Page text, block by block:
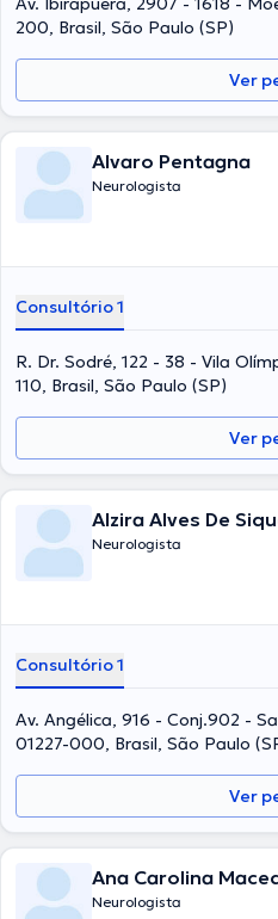
pelo profissional de saúde.
200, Brasil, São Paulo (SP)
Ver
Alvaro Pentagna
Neurologista
Consultório 1
R. Dr. Sodré, 122 - 38 - Vila
110, Brasil, São Paulo (SP)
Ver
Alzira Alves De
Neurologista
Consultório 1
Av. Angélica, 916 - Conj.902 -
01227-000, Brasil, São Paulo
Ver
Ana Carolina
Neurologista